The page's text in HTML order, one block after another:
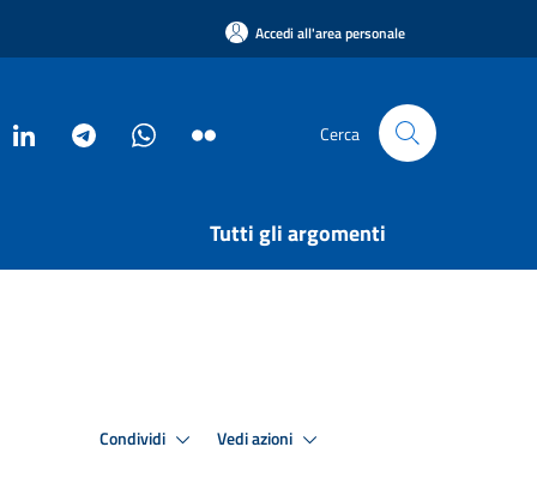
Accedi all'area personale
Cerca
Tutti gli argomenti
Condividi Vedi azioni